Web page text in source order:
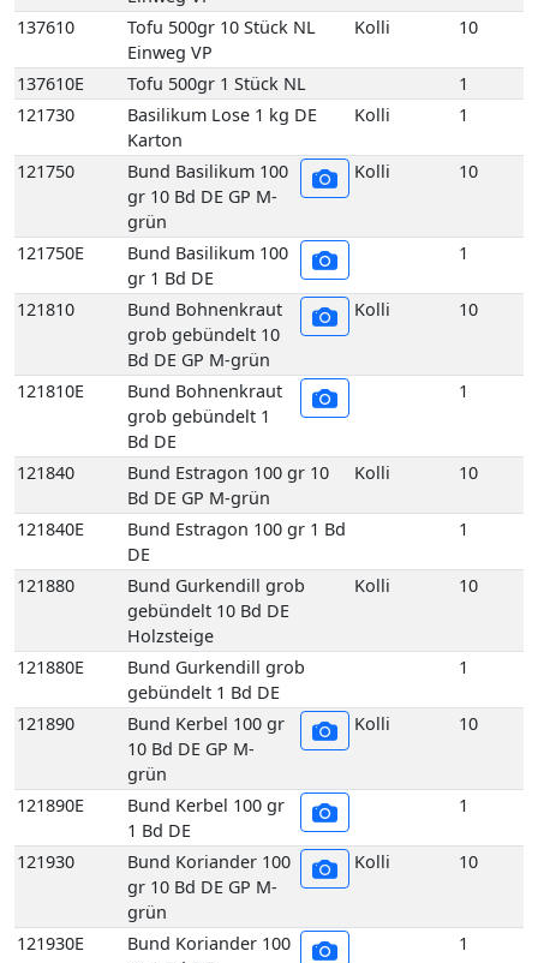
Bd DE GP M-grün
121810E
Bund Bohnenkraut
grob gebündelt 1
Bd DE
1
121840
Bund Estragon 100 gr 10
Bd DE GP M-grün
Kolli 10
121840E
Bund Estragon 100 gr 1 Bd
DE
1
121880
Bund Gurkendill grob
gebündelt 10 Bd DE
Holzsteige
Kolli 10
121880E
Bund Gurkendill grob
gebündelt 1 Bd DE
1
121890
Bund Kerbel 100 gr
10 Bd DE GP M-
grün
Kolli 10
121890E
Bund Kerbel 100 gr
1 Bd DE
1
121930
Bund Koriander 100
gr 10 Bd DE GP M-
grün
Kolli 10
121930E
Bund Koriander 100
gr 1 Bd DE
1
121970
Bund Liebstöckel 100 gr 10
Bd DE GP M-grün
Kolli 10
121970E
Bund Liebstöckel 100 gr 1
Bd DE
1
Bund Majoran 100
gr 10 Bd DE GP M-
grün
122010E
Bund Majoran 100
gr 1 Bd DE
1
Bund Minze 100 gr
10 Bd DE GP M-
grün